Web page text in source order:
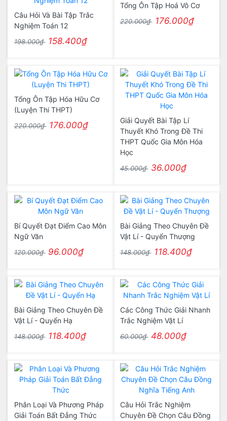
Câu Hỏi Và Bài Tập Trắc
Nghiệm Toán 12
198.000₫ 158.400₫
Tổng Ôn Tập Hoá Vô Cơ
220.000₫ 176.000₫
Tổng Ôn Tập Hóa Hữu Cơ
(Luyện Thi THPT)
220.000₫ 176.000₫
Giải Quyết Bài Tập Lí
Thuyết Khó Trong Đề Thi
THPT Quốc Gia Môn Hóa
Học
45.000₫ 36.000₫
Bí Quyết Đạt Điểm Cao Môn
Ngữ Văn
120.000₫ 96.000₫
Bài Giảng Theo Chuyên Đề
Vật Lí - Quyển Thượng
148.000₫ 118.400₫
Bài Giảng Theo Chuyên Đề
Vật Lí - Quyển Hạ
148.000₫ 118.400₫
Các Công Thức Giải Nhanh
Trắc Nghiệm Vật Lí
60.000₫ 48.000₫
Phân Loại Và Phương Pháp
Giải Toán Bất Đẳng Thức
Câu Hỏi Trắc Nghiệm
Chuyên Đề Chọn Câu Đồng